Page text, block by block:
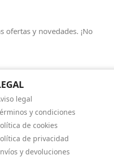
ofertas y novedades. ¡No
legal
y condiciones
de cookies
de privacidad
y devoluciones